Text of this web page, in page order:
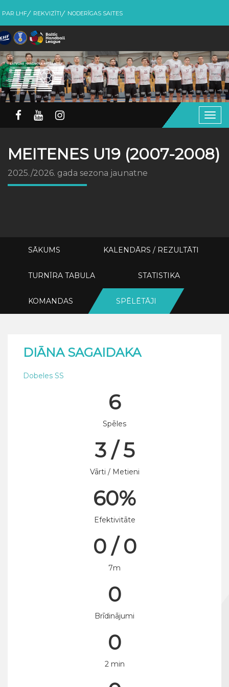
PAR LHF REKVIZĪTI NODERĪGAS SAITES
MEITENES U19 (2007-2008)
2025./2026. gada sezona jaunatne
SĀKUMS KALENDĀRS / REZULTĀTI
TURNĪRA TABULA STATISTIKA
KOMANDAS SPĒLĒTĀJI
DIĀNA SAGAIDAKA
Dobeles SS
6
Spēles
3 / 5
Vārti / Metieni
60%
Efektivitāte
0 / 0
7m
0
Brīdinājumi
0
2 min